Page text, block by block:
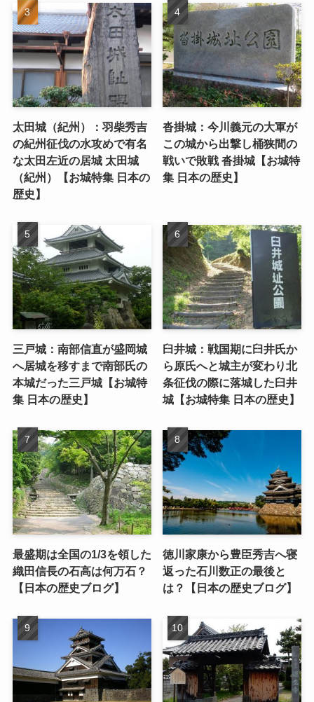
太田城（紀州）：羽柴秀吉
の紀州征伐の水攻めで有名
な太田左近の居城 太田城
（紀州）【お城特集 日本の
歴史】
沓掛城：今川義元の大軍が
この城から出撃し桶狭間の
戦いで敗戦 沓掛城【お城特
集 日本の歴史】
三戸城：南部信直が盛岡城
へ居城を移すまで南部氏の
本城だった三戸城【お城特
集 日本の歴史】
臼井城：戦国期に臼井氏か
ら原氏へと城主が変わり北
条征伐の際に落城した臼井
城【お城特集 日本の歴史】
最盛期は全国の1/3を領した
織田信長の石高は何万石？
【日本の歴史ブログ】
徳川家康から豊臣秀吉へ寝
返った石川数正の最後と
は？【日本の歴史ブログ】